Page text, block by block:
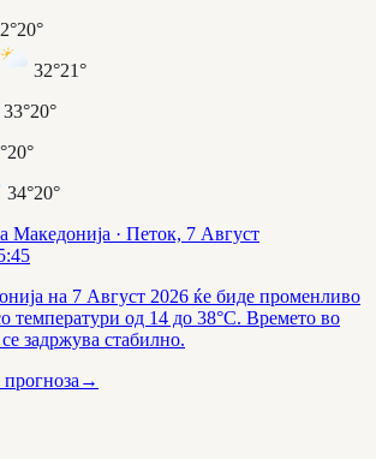
20°
32°21°
33°20°
20°
34°20°
Македонија · Петок, 7 Август
на 7 Август 2026 ќе биде променливо
температури од 14 до 38°C. Времето во
задржува стабилно.
прогноза→